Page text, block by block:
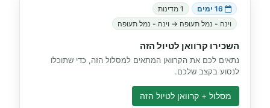
1 מדינות
וינה - נמל תעופה → וינה - נמל תעופה
השכירו קרוואן לטיול הזה
נתאים לכם את הקרוואן המתאים למסלול הזה, כדי שתוכלו
לנסוע בקצב שלכם.
מסלול + קרוואן לטיול הזה